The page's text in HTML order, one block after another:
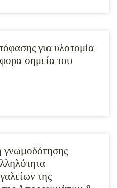
για υλοτομία
σημεία του
της